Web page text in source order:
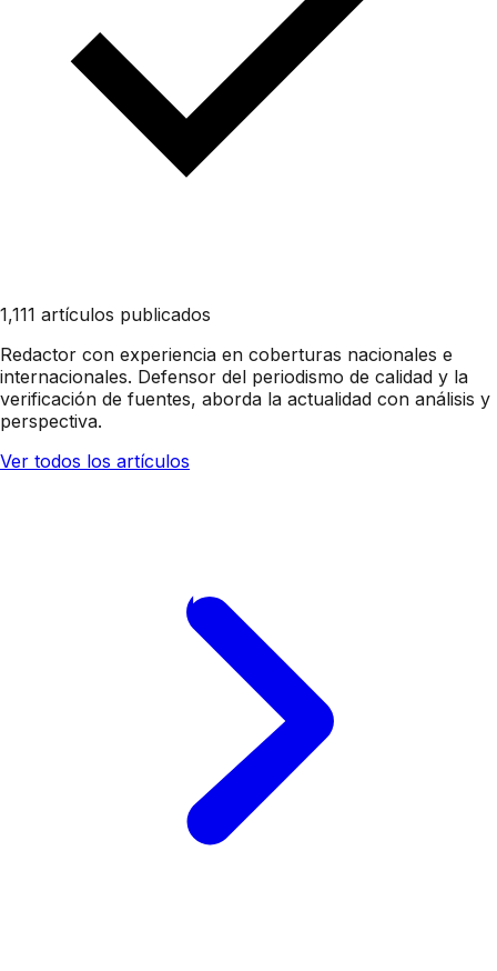
1,111 artículos publicados
Redactor con experiencia en coberturas nacionales e
internacionales. Defensor del periodismo de calidad y la
verificación de fuentes, aborda la actualidad con análisis y
perspectiva.
Ver todos los artículos